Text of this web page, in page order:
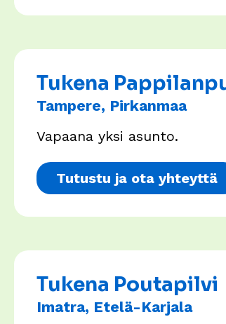
Tukena
Tampere, Pirkanmaa
Vapaana yksi asunto.
Tutustu ja ota yhteyttä
Tukena Poutapilvi
Imatra, Etelä-Karjala